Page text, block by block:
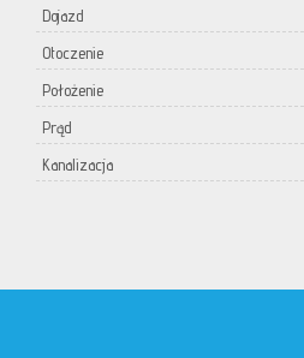
Dojazd
Otoczenie
Położenie
Prąd
Kanalizacja